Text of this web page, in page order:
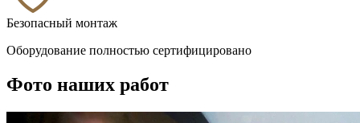
Безопасный монтаж
Оборудование полностью сертифицировано
Фото наших работ